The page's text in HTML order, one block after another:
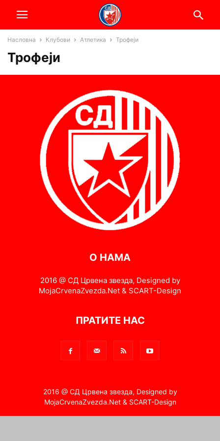
Насловна Клубови Атлетика Трофеји
Трофеји
О НАМА
2016 @ СД Црвена звезда, Designed by
MojaCrvenaZvezda.Net & SCART-Design
ПРАТИТЕ НАС
2016 @ СД Црвена звезда, Designed by
MojaCrvenaZvezda.Net & SCART-Design